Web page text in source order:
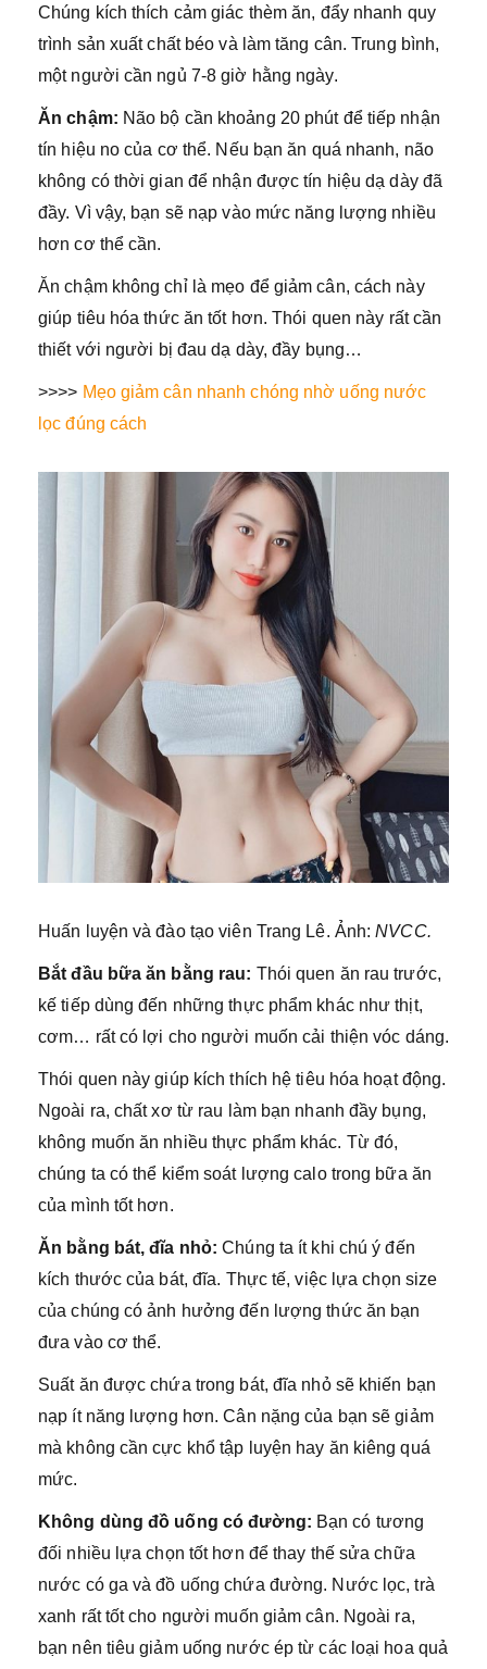
Chúng kích thích cảm giác thèm ăn, đẩy nhanh quy
trình sản xuất chất béo và làm tăng cân. Trung bình,
một người cần ngủ 7-8 giờ hằng ngày.
Ăn chậm: Não bộ cần khoảng 20 phút để tiếp nhận
tín hiệu no của cơ thể. Nếu bạn ăn quá nhanh, não
không có thời gian để nhận được tín hiệu dạ dày đã
đầy. Vì vậy, bạn sẽ nạp vào mức năng lượng nhiều
hơn cơ thể cần.
Ăn chậm không chỉ là mẹo để giảm cân, cách này
giúp tiêu hóa thức ăn tốt hơn. Thói quen này rất cần
thiết với người bị đau dạ dày, đầy bụng…
>>>> Mẹo giảm cân nhanh chóng nhờ uống nước
lọc đúng cách
Huấn luyện và đào tạo viên Trang Lê. Ảnh: NVCC.
Bắt đầu bữa ăn bằng rau: Thói quen ăn rau trước,
kế tiếp dùng đến những thực phẩm khác như thịt,
cơm… rất có lợi cho người muốn cải thiện vóc dáng.
Thói quen này giúp kích thích hệ tiêu hóa hoạt động.
Ngoài ra, chất xơ từ rau làm bạn nhanh đầy bụng,
không muốn ăn nhiều thực phẩm khác. Từ đó,
chúng ta có thể kiểm soát lượng calo trong bữa ăn
của mình tốt hơn.
Ăn bằng bát, đĩa nhỏ:Chúng ta ít khi chú ý đến
kích thước của bát, đĩa. Thực tế, việc lựa chọn size
của chúng có ảnh hưởng đến lượng thức ăn bạn
đưa vào cơ thể.
Suất ăn được chứa trong bát, đĩa nhỏ sẽ khiến bạn
nạp ít năng lượng hơn. Cân nặng của bạn sẽ giảm
mà không cần cực khổ tập luyện hay ăn kiêng quá
mức.
Không dùng đồ uống có đường: Bạn có tương
đối nhiều lựa chọn tốt hơn để thay thế sửa chữa
nước có ga và đồ uống chứa đường. Nước lọc, trà
xanh rất tốt cho người muốn giảm cân. Ngoài ra,
bạn nên tiêu giảm uống nước ép từ các loại hoa quả